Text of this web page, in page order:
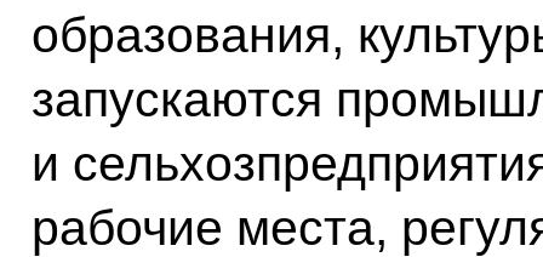
образования,
запускаются
и
рабочие места,